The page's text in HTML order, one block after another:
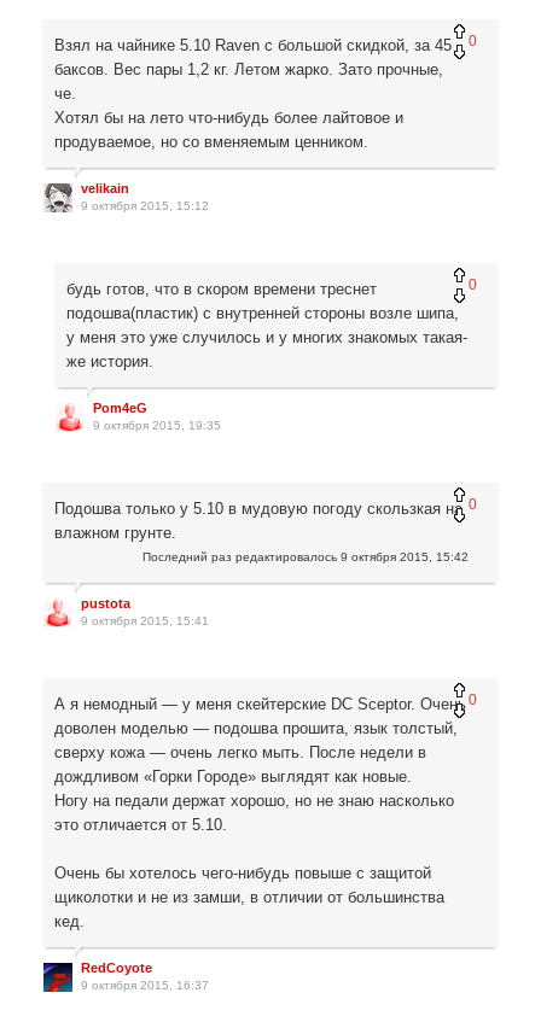
0
Взял на чайнике 5.10 Raven с большой скидкой, за 45
баксов. Вес пары 1,2 кг. Летом жарко. Зато прочные,
че.
Хотял бы на лето что-нибудь более лайтовое и
продуваемое, но со вменяемым ценником.
velikain
9 октября 2015, 15:12
0
будь готов, что в скором времени треснет
подошва(пластик) с внутренней стороны возле шипа,
у меня это уже случилось и у многих знакомых такая-
же история.
Pom4eG
9 октября 2015, 19:35
0
Подошва только у 5.10 в мудовую погоду скользкая на
влажном грунте.
Последний раз редактировалось 9 октября 2015, 15:42
pustota
9 октября 2015, 15:41
0
А я немодный — у меня скейтерские DC Sceptor. Очень
доволен моделью — подошва прошита, язык толстый,
сверху кожа — очень легко мыть. После недели в
дождливом «Горки Городе» выглядят как новые.
Ногу на педали держат хорошо, но не знаю насколько
это отличается от 5.10.
Очень бы хотелось чего-нибудь повыше с защитой
щиколотки и не из замши, в отличии от большинства
кед.
RedCoyote
9 октября 2015, 16:37